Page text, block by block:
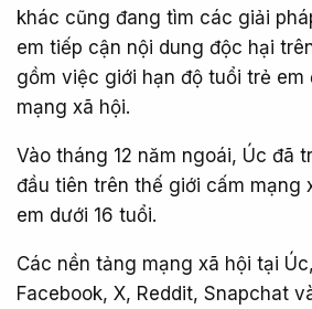
khác cũng đang tìm các giải
em tiếp cận nội dung độc hại
gồm việc giới hạn độ tuổi trẻ em
mạng xã hội.
Vào tháng 12 năm ngoái, Úc đã
đầu tiên trên thế giới cấm mạng
em dưới 16 tuổi.
Các nền tảng mạng xã hội tại
Facebook, X, Reddit, Snapchat